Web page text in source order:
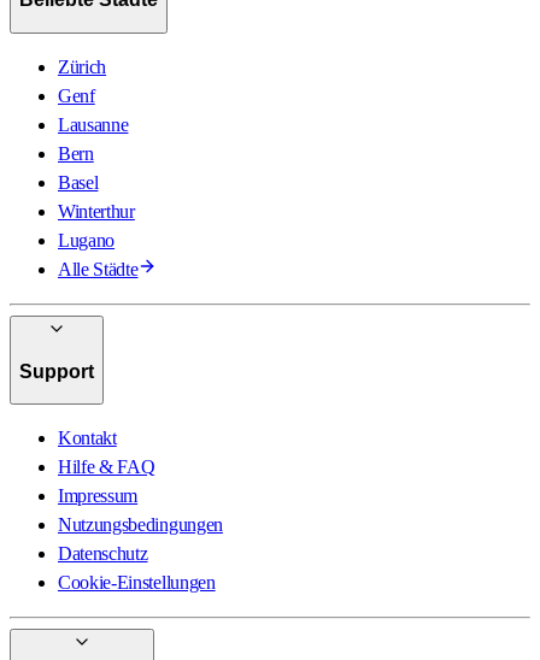
Zürich
Genf
Lausanne
Bern
Basel
Winterthur
Lugano
Alle Städte
Support
Kontakt
Hilfe & FAQ
Impressum
Nutzungsbedingungen
Datenschutz
Cookie-Einstellungen